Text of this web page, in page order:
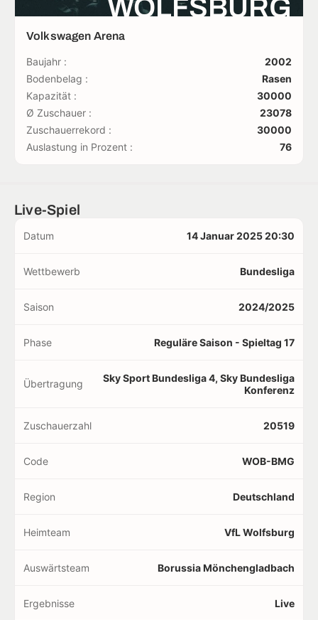
WOLFSBURG
Volkswagen Arena
Baujahr :
2002
Bodenbelag :
Rasen
Kapazität :
30000
Ø Zuschauer :
23078
Zuschauerrekord :
30000
Auslastung in Prozent :
76
Live-Spiel
Datum 14 Januar 2025 20:30
Wettbewerb Bundesliga
Saison 2024/2025
Phase Reguläre Saison - Spieltag 17
Übertragung
Sky Sport Bundesliga 4, Sky Bundesliga
Konferenz
Zuschauerzahl 20519
Code WOB-BMG
Region Deutschland
Heimteam VfL Wolfsburg
Auswärtsteam Borussia Mönchengladbach
Ergebnisse Live